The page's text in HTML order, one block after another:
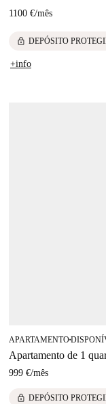
1100 €/mês
lock DEPÓSITO
+info
APARTAMENTO■
Apartamento de 1
999 €/mês
lock DEPÓSITO